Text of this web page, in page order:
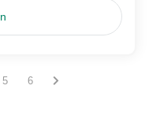
la page
sur la page
Vous êtes sur la page
5 Vous êtes sur la page
6